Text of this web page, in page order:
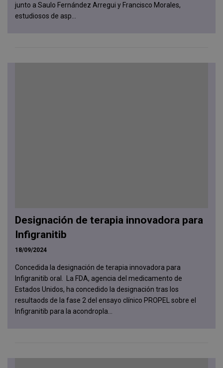
junto a Saulo Fernández Arregui y Francisco Morales,
estudiosos de asp...
Designación de terapia innovadora para
Infigranitib
18/09/2024
Concedida la designación de terapia innovadora para
Infigranitib oral. La FDA, agencia del medicamento de
Estados Unidos, ha concedido la designación tras los
resultaods de la fase 2 del ensayo clínico PROPEL sobre el
Infigranitib para la acondropla...